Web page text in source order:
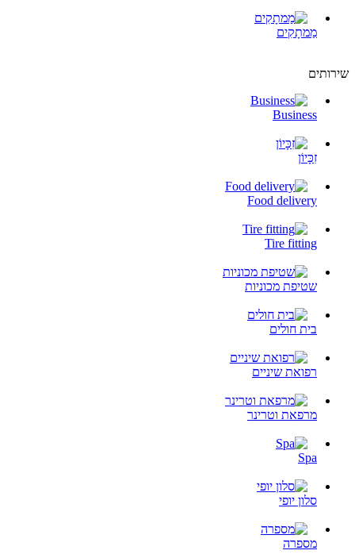
מַמתָקִים
שירותים
Business
זִכָּיוֹן
Food delivery
Tire fitting
שטיפת מכוניות
בית חולים
רפואת שיניים
מרפאת וטרינר
Spa
סלון יופי
מספרה